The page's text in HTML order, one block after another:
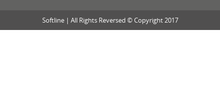
Softline | All Rights Reversed © Copyright 2017